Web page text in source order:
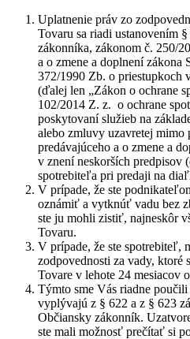
Uplatnenie práv zo
Tovaru sa riadi ustanovením
zákonníka, zákonom č. 250/
a o zmene a doplnení zákona
372/1990 Zb. o priestupkoch
(ďalej len „Zákon o ochrane
102/2014 Z. z. o ochrane
poskytovaní služieb na
alebo zmluvy uzavretej mimo
predávajúceho a o zmene a
v znení neskorších predpisov
spotrebiteľa pri predaji na
V prípade, že ste
oznámiť a vytknúť vadu bez
ste ju mohli zistiť, najneskôr
Tovaru.
V prípade, že ste spotrebiteľ,
zodpovednosti za vady, ktoré
Tovare v lehote 24 mesiacov
Týmto sme Vás riadne
vyplývajú z § 622 a z § 623
Občiansky zákonník.
ste mali možnosť prečítať si